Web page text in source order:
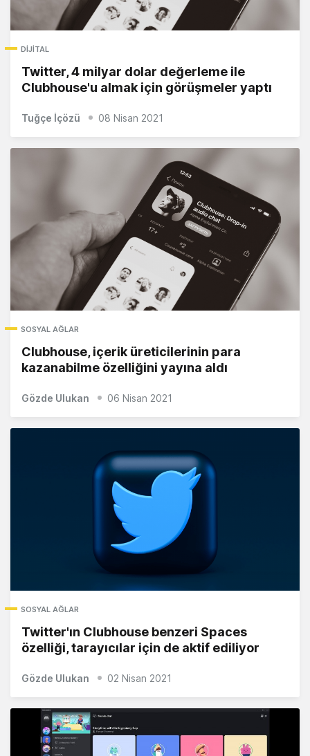
DIJITAL
Twitter, 4 milyar dolar değerleme ile
Clubhouse'u almak için görüşmeler yaptı
Tuğçe İçözü 08 Nisan 2021
SOSYAL AĞLAR
Clubhouse, içerik üreticilerinin para
kazanabilme özelliğini yayına aldı
Gözde Ulukan 06 Nisan 2021
SOSYAL AĞLAR
Twitter'ın Clubhouse benzeri Spaces
özelliği, tarayıcılar için de aktif ediliyor
Gözde Ulukan 02 Nisan 2021